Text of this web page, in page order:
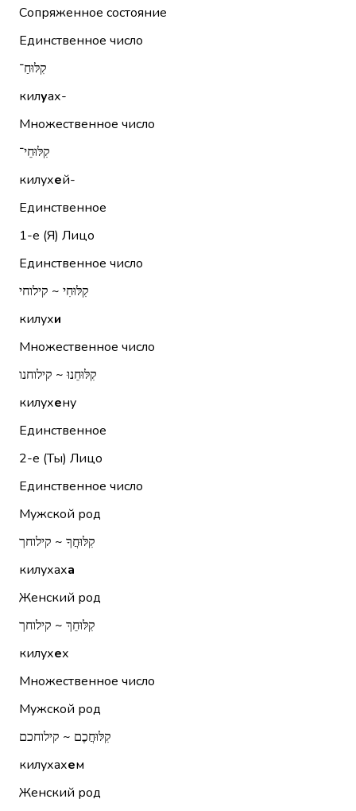
Сопряженное состояние
Единственное число
קִלּוּחַ־
килуах-
Множественное число
קִלּוּחֵי־
килухей-
Единственное
1-е (Я) Лицо
Единственное число
קִלּוּחִי ~ קילוחי
килухи
Множественное число
קִלּוּחֵנוּ ~ קילוחנו
килухену
Единственное
2-е (Ты) Лицо
Единственное число
Мужской род
קִלּוּחֲךָ ~ קילוחך
килухаха
Женский род
קִלּוּחֵךְ ~ קילוחך
килухех
Множественное число
Мужской род
קִלּוּחֲכֶם ~ קילוחכם
килухахем
Женский род